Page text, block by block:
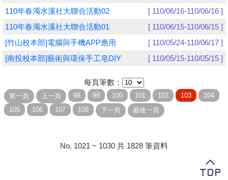
評委專區
110年春濁水溪社大聯合活動02
[ 110/06/16-110/06/16 ]
110年春濁水溪社大聯合活動01
[ 110/06/15-110/06/15 ]
[竹山校本部]電腦與手機APP應用
[ 110/05/24-110/06/17 ]
[南投校本部]藝術與環保手工皂DIY
[ 110/05/15-110/05/15 ]
每頁筆數：
No. 1021 ~ 1030 共 1828 筆資料